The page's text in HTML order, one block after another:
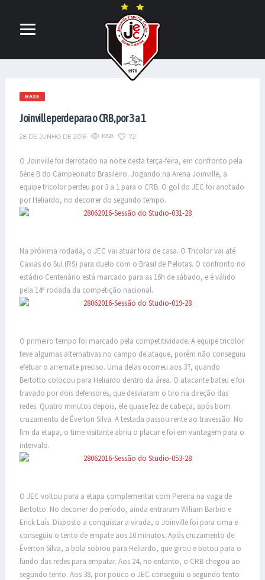
BASE
Joinville perde para o CRB, por 3 a 1
28 DE JUNHO DE 2016 1058 72
O Joinville foi derrotado na noite desta terça-feira, em confronto pela
Série B do Campeonato Brasileiro. Jogando na Arena Joinville, a
equipe tricolor perdeu por 3 a 1 para o CRB. O gol do JEC foi anotado
por Heliardo, no decorrer do segundo tempo.
Na próxima rodada, o JEC vai atuar fora de casa. O Tricolor vai até
Caxias do Sul (RS) para duelo com o Brasil de Pelotas. O confronto no
estádio Centenário está marcado para as 16h de sábado, e é válido
pela 14ª rodada da competição nacional.
O primeiro tempo foi marcado pela competitividade. A equipe tricolor
teve algumas alternativas no campo de ataque, porém não conseguiu
efetuar o arremate preciso. Uma delas ocorreu aos 37, quando
Bertotto colocou para Heliardo dentro da área. O atacante bateu e foi
travado por dois defensores, que desviaram o tiro na direção das
redes. Quatro minutos depois, ele quase fez de cabeça, após bom
cruzamento de Éverton Silva. A testada passou rente ao travessão. No
fim da etapa, o time visitante abriu o placar e foi em vantagem para o
intervalo.
O JEC voltou para a etapa complementar com Pereira na vaga de
Bertotto. No decorrer do período, ainda entraram Wiliam Barbio e
Erick Luís. Disposto a conquistar a virada, o Joinville foi para cima e
conseguiu o tento de empate aos 10 minutos. Após cruzamento de
Éverton Silva, a bola sobrou para Heliardo, que girou e botou para o
fundo das redes para empatar. Aos 24, no entanto, o CRB chegou ao
segundo tento. Aos 38, por pouco o JEC conseguiu o segundo tento